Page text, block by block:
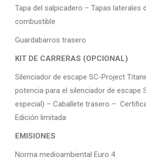
Tapa del salpicadero – Tapas laterales
combustible
Guardabarros trasero
KIT DE CARRERAS (OPCIONAL)
Silenciador de escape SC-Project
potencia para el silenciador de escape
especial) – Caballete trasero –
Edición limitada
EMISIONES
Norma medioambiental Euro 4